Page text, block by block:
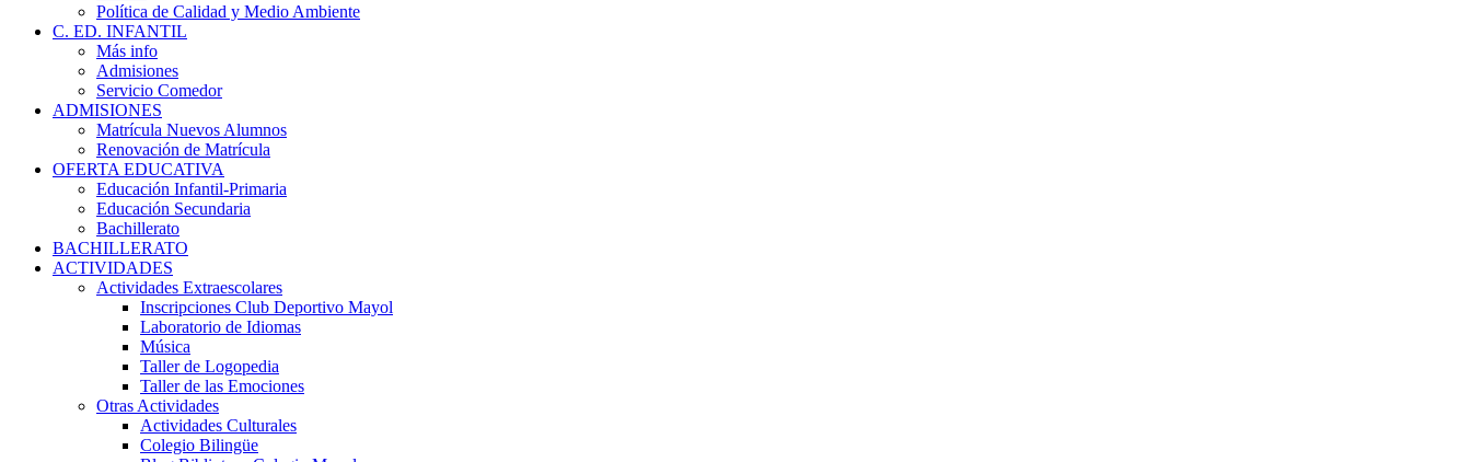
Política de Calidad y Medio Ambiente
C. ED. INFANTIL
Más info
Admisiones
Servicio Comedor
ADMISIONES
Matrícula Nuevos Alumnos
Renovación de Matrícula
OFERTA EDUCATIVA
Educación Infantil-Primaria
Educación Secundaria
Bachillerato
BACHILLERATO
ACTIVIDADES
Actividades Extraescolares
Inscripciones Club Deportivo Mayol
Laboratorio de Idiomas
Música
Taller de Logopedia
Taller de las Emociones
Otras Actividades
Actividades Culturales
Colegio Bilingüe